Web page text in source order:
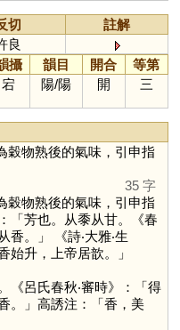
切
註解
良
攝 韻目 開合
等第
宕 陽/陽 開 三
穀物熟後的氣味，引申指
35 字
穀物熟後的氣味，引申指
「芳也。从黍从甘。《春
。」 《詩‧大雅‧生
始升，上帝居歆。」
《呂氏春秋‧審時》：「得
。」高誘注：「香，美